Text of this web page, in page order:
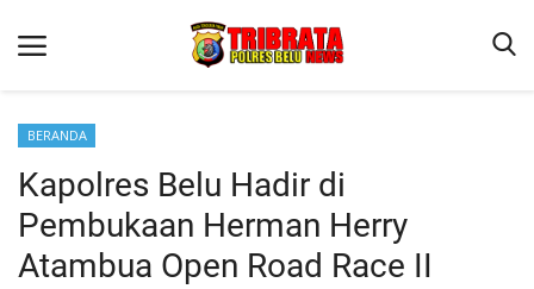
Beranda
Terms & Conditions
Reskrim
BERANDA
Kapolres Belu Hadir di
Pembukaan Herman Herry
Atambua Open Road Race II